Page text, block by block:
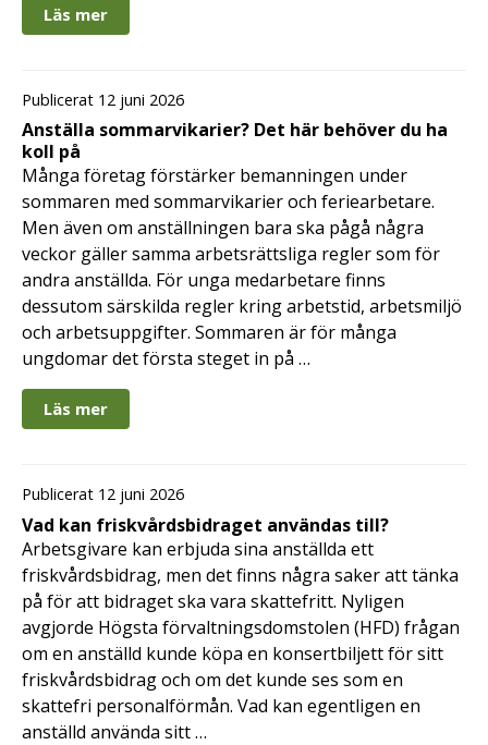
Läs mer
Publicerat 12 juni 2026
Anställa sommarvikarier? Det här behöver du ha
koll på
Många företag förstärker bemanningen under
sommaren med sommarvikarier och feriearbetare.
Men även om anställningen bara ska pågå några
veckor gäller samma arbetsrättsliga regler som för
andra anställda. För unga medarbetare finns
dessutom särskilda regler kring arbetstid, arbetsmiljö
och arbetsuppgifter. Sommaren är för många
ungdomar det första steget in på …
Läs mer
Publicerat 12 juni 2026
Vad kan friskvårdsbidraget användas till?
Arbetsgivare kan erbjuda sina anställda ett
friskvårdsbidrag, men det finns några saker att tänka
på för att bidraget ska vara skattefritt. Nyligen
avgjorde Högsta förvaltningsdomstolen (HFD) frågan
om en anställd kunde köpa en konsertbiljett för sitt
friskvårdsbidrag och om det kunde ses som en
skattefri personalförmån. Vad kan egentligen en
anställd använda sitt …